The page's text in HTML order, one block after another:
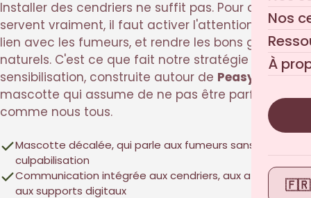
Nos
À
🇫🇷
Installer des cendriers ne suffit pas. Pour qu'ils
servent vraiment, il faut activer l'attention, créer du
lien avec les fumeurs, et rendre les bons gestes
naturels. C'est ce que fait notre stratégie de
sensibilisation, construite autour de Peasy
, une
mascotte qui assume de ne pas être parfaite —
comme nous tous.
Mascotte décalée, qui parle aux fumeurs sans
culpabilisation
Communication intégrée aux cendriers, aux affiches et
aux supports digitaux